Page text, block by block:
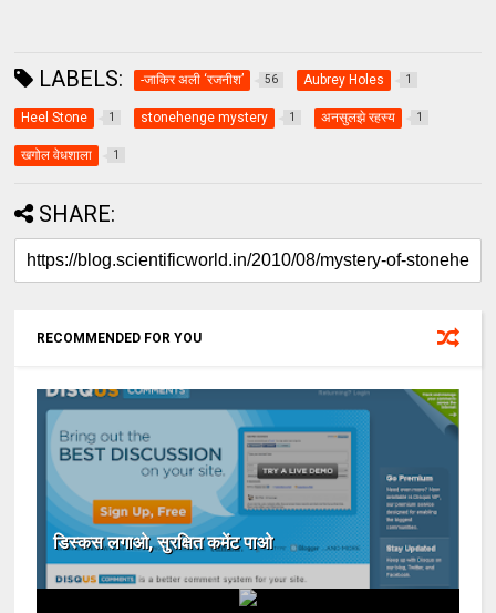
LABELS: -जाकिर अली ‘रजनीश’ 56 Aubrey Holes 1
Heel Stone 1 stonehenge mystery 1 अनसुलझे रहस्य 1
खगोल वेधशाला 1
SHARE:
RECOMMENDED FOR YOU
डिस्कस लगाओ, सुरक्षित कमेंट पाओ